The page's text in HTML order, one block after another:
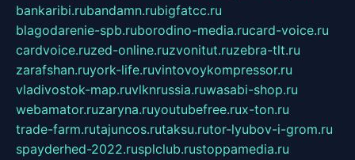
bankaribi.rubandamn.rubigfatcc.ru
blagodarenie-spb.ruborodino-media.rucard-voice.ru
cardvoice.ruzed-online.ruzvonitut.ruzebra-tlt.ru
zarafshan.ruyork-life.ruvintovoykompressor.ru
vladivostok-map.ruvlknrussia.ruwasabi-shop.ru
webamator.ruzaryna.ruyoutubefree.rux-ton.ru
trade-farm.rutajuncos.rutaksu.rutor-lyubov-i-grom.ru
spayderhed-2022.rusplclub.rustoppamedia.ru